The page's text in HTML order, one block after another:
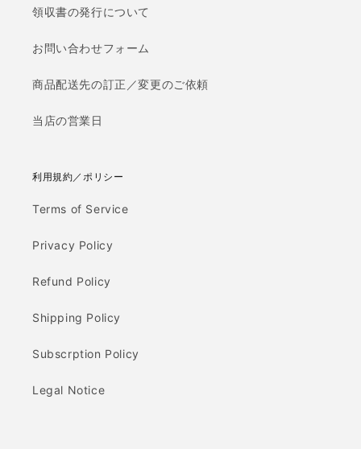
領収書の発行について
お問い合わせフォーム
商品配送先の訂正／変更のご依頼
当店の営業日
利用規約／ポリシー
Terms of Service
Privacy Policy
Refund Policy
Shipping Policy
Subscrption Policy
Legal Notice